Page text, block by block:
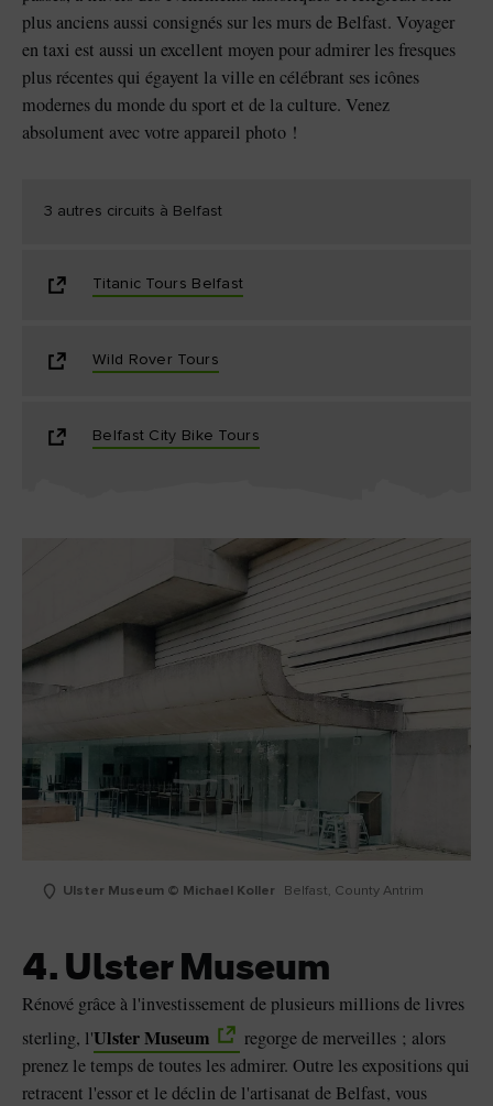
plus anciens aussi consignés sur les murs de Belfast. Voyager
en taxi est aussi un excellent moyen pour admirer les fresques
plus récentes qui égayent la ville en célébrant ses icônes
modernes du monde du sport et de la culture. Venez
absolument avec votre appareil photo !
3 autres circuits à Belfast
Titanic Tours Belfast
Wild Rover Tours
Belfast City Bike Tours
Ulster Museum © Michael Koller Belfast, County Antrim
4. Ulster Museum
Rénové grâce à l'investissement de plusieurs millions de livres
sterling, l'Ulster Museum
regorge de merveilles ; alors
prenez le temps de toutes les admirer. Outre les expositions qui
retracent l'essor et le déclin de l'artisanat de Belfast, vous